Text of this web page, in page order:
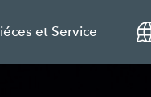
et Service